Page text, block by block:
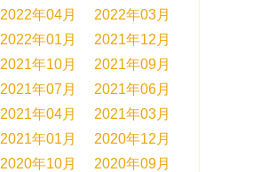
2022年04月
2022年03月
2022年01月
2021年12月
2021年10月
2021年09月
2021年07月
2021年06月
2021年04月
2021年03月
2021年01月
2020年12月
2020年10月
2020年09月